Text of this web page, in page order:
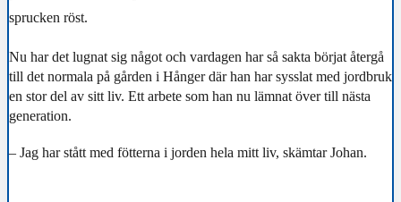
sprucken röst.
Nu har det lugnat sig något och vardagen har så sakta börjat återgå
till det normala på gården i Hånger där han har sysslat med jordbruk
en stor del av sitt liv. Ett arbete som han nu lämnat över till nästa
generation.
– Jag har stått med fötterna i jorden hela mitt liv, skämtar Johan.